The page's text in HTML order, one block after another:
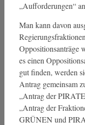
„Aufforderungen“
Man kann davon
Oppositionsanträge
es einen
gut finden, werden
Antrag gemeinsam
„Antrag der
„Antrag der
GRÜNEN und